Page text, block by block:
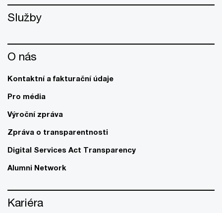
Služby
O nás
Kontaktní a fakturační údaje
Pro média
Výroční zpráva
Zpráva o transparentnosti
Digital Services Act Transparency
Alumni Network
Kariéra